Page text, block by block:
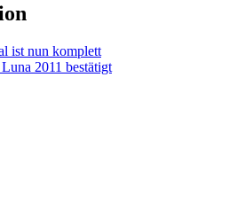
ist nun komplett
2011 bestätigt